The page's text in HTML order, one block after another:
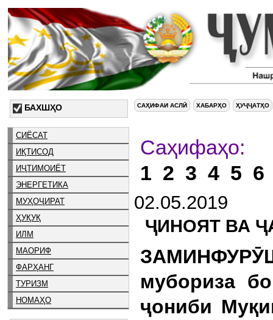
БАХШҲО
СИЁСАТ
ИҚТИСОД
ИҶТИМОИЁТ
ЭНЕРГЕТИКА
МУҲОҶИРАТ
ҲУҚУҚ
ИЛМ
МАОРИФ
ФАРҲАНГ
ТУРИЗМ
НОМАҲО
САҲИФАИ АСЛӢ ХАБАРҲО ҲУҶҶАТҲО
1 2 3 4 5 6
02.05.2019
ҶИНОЯТ ВА
мубориза
ҷониби